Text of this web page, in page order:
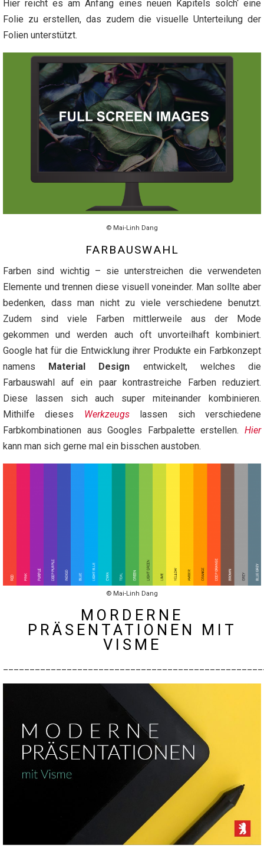
Hier reicht es am Anfang eines neuen Kapitels solch‘ eine
Folie zu erstellen, das zudem die visuelle Unterteilung der
Folien unterstützt.
© Mai-Linh Dang
FARBAUSWAHL
Farben sind wichtig – sie unterstreichen die verwendeten
Elemente und trennen diese visuell voneinder. Man sollte aber
bedenken, dass man nicht zu viele verschiedene benutzt.
Zudem sind viele Farben mittlerweile aus der Mode
gekommen und werden auch oft unvorteilhaft kombiniert.
Google hat für die Entwicklung ihrer Produkte ein Farbkonzept
namens Material Design entwickelt, welches die
Farbauswahl auf ein paar kontrastreiche Farben reduziert.
Diese lassen sich auch super miteinander kombinieren.
Mithilfe dieses Werkzeugslassen sich verschiedene
Farbkombinationen aus Googles Farbpalette erstellen. Hier
kann man sich gerne mal ein bisschen austoben.
© Mai-Linh Dang
MORDERNE
PRÄSENTATIONEN MIT
VISME